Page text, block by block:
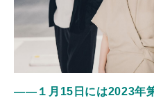
――１月15日には2023年